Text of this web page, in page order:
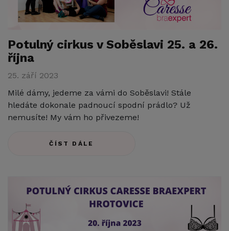
Potulný cirkus v Soběslavi 25. a 26.
října
25. září 2023
Milé dámy, jedeme za vámi do Soběslavi! Stále
hledáte dokonale padnoucí spodní prádlo? Už
nemusíte! My vám ho přivezeme!
ČÍST DÁLE